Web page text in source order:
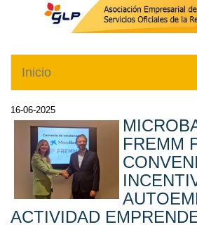
Inicio
16-06-2025
FREMM
ACTIVIDAD